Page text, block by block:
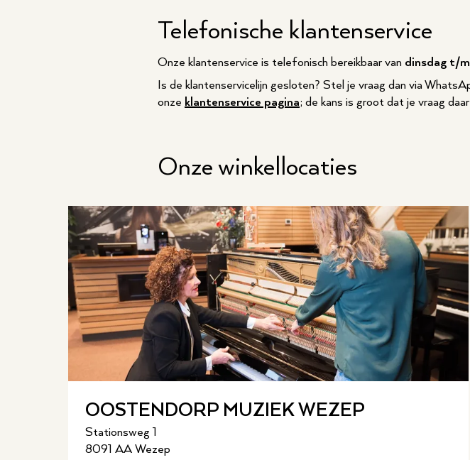
Telefonische klantenservice
Onze klantenservice is telefonisch bereikbaar van dinsdag t/
Is de klantenservicelijn gesloten? Stel je vraag dan via
onze klantenservice pagina; de kans is groot dat je vraag
Onze winkellocaties
OOSTENDORP MUZIEK WEZEP
Stationsweg 1
8091 AA Wezep